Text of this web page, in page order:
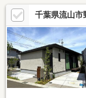
システムキッチン交換
イレ交換・給湯機交換・
ーニングなど
千葉県流山市